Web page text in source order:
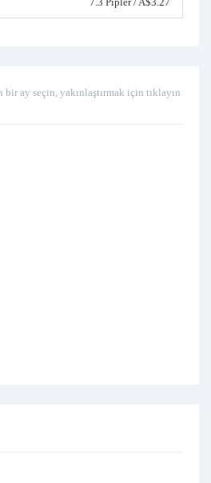
ay seçin, yakınlaştırmak için tıklayın